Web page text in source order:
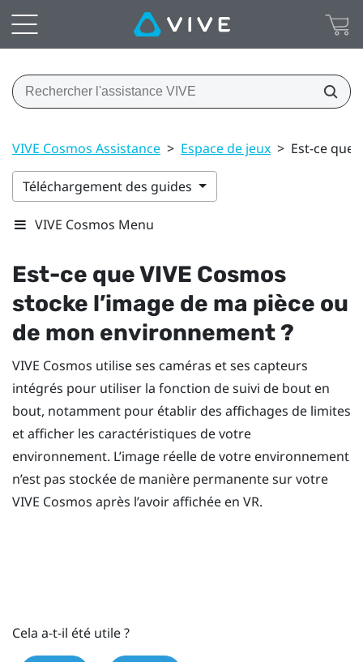
VIVE Cosmos Assistance > Espace de jeux > Est-ce que
Téléchargement des guides
VIVE Cosmos Menu
Est-ce queVIVE Cosmos
stocke l’image de ma pièce ou
de mon environnement ?
VIVE Cosmos utilise ses caméras et ses capteurs
intégrés pour utiliser la fonction de suivi de bout en
bout, notamment pour établir des affichages de limites
et afficher les caractéristiques de votre
environnement. L’image réelle de votre environnement
n’est pas stockée de manière permanente sur votre
VIVE Cosmos après l’avoir affichée en VR.
Cela a-t-il été utile ?